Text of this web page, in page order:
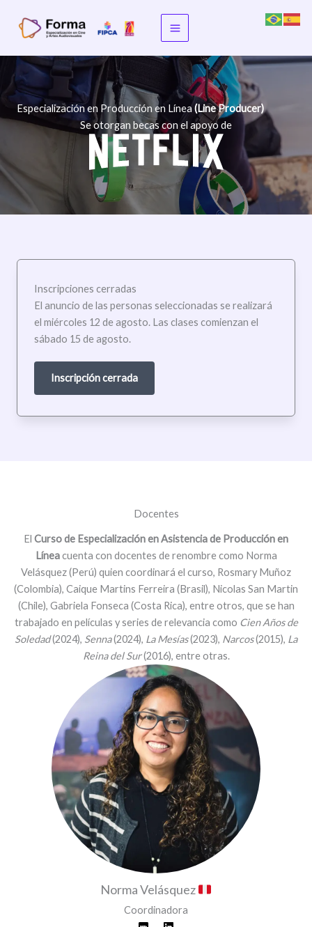
content
Especialización en Producción en Línea (Line Producer)
Se otorgan becas con el apoyo de
Inscripciones cerradas
El anuncio de las personas seleccionadas se realizará
el miércoles 12 de agosto. Las clases comienzan el
sábado 15 de agosto.
Inscripción cerrada
Docentes
El Curso de Especialización en Asistencia de Producción en
Líneacuenta con docentes de renombre como Norma
Velásquez (Perú) quien coordinará el curso, Rosmary Muñoz
(Colombia), Caique Martins Ferreira (Brasil), Nicolas San Martin
(Chile), Gabriela Fonseca (Costa Rica), entre otros, que se han
trabajado en películas y series de relevancia como Cien Años de
Soledad(2024), Senna(2024), La Mesías(2023), Narcos(2015), La
Reina del Sur(2016), entre otras.
Norma Velásquez
Coordinadora